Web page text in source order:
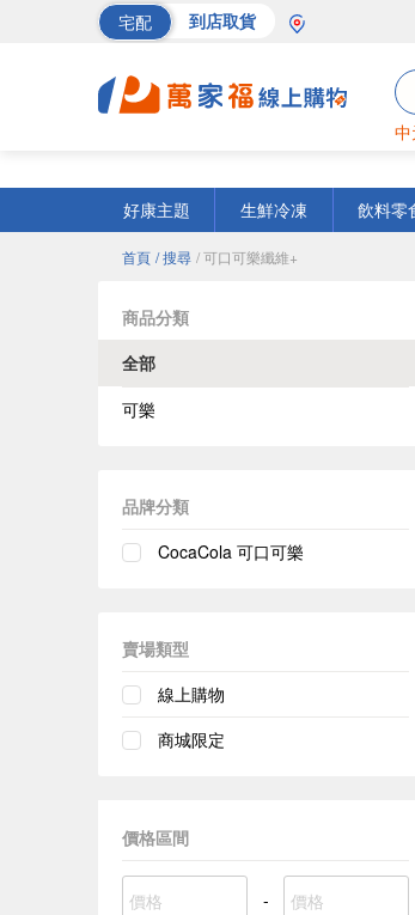
宅配 到店取貨
好康主題
生鮮冷凍 飲料零
首頁 / 搜尋 / 可口可樂纖維+
商品分類
全部
可樂
品牌分類
CocaCola 可口可樂
賣場類型
線上購物
商城限定
價格區間
-